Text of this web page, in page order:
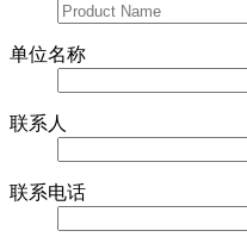
单位名称
联系人
联系电话